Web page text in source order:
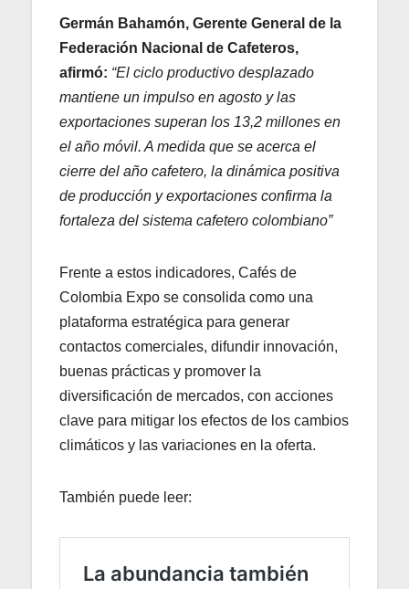
Germán Bahamón, Gerente General de la
Federación Nacional de Cafeteros,
afirmó: “El ciclo productivo desplazado
mantiene un impulso en agosto y las
exportaciones superan los 13,2 millones en
el año móvil. A medida que se acerca el
cierre del año cafetero, la dinámica positiva
de producción y exportaciones confirma la
fortaleza del sistema cafetero colombiano”
Frente a estos indicadores, Cafés de
Colombia Expo se consolida como una
plataforma estratégica para generar
contactos comerciales, difundir innovación,
buenas prácticas y promover la
diversificación de mercados, con acciones
clave para mitigar los efectos de los cambios
climáticos y las variaciones en la oferta.
También puede leer: